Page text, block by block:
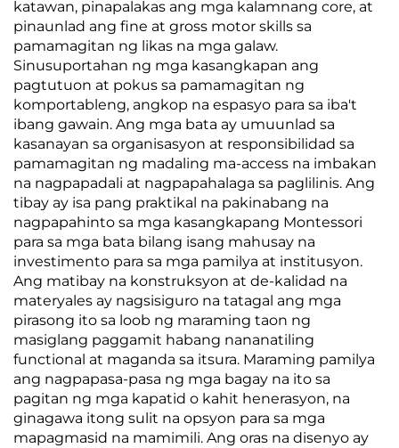
katawan, pinapalakas ang mga kalamnang core, at
pinaunlad ang fine at gross motor skills sa
pamamagitan ng likas na mga galaw.
Sinusuportahan ng mga kasangkapan ang
pagtutuon at pokus sa pamamagitan ng
komportableng, angkop na espasyo para sa iba't
ibang gawain. Ang mga bata ay umuunlad sa
kasanayan sa organisasyon at responsibilidad sa
pamamagitan ng madaling ma-access na imbakan
na nagpapadali at nagpapahalaga sa paglilinis. Ang
tibay ay isa pang praktikal na pakinabang na
nagpapahinto sa mga kasangkapang Montessori
para sa mga bata bilang isang mahusay na
investimento para sa mga pamilya at institusyon.
Ang matibay na konstruksyon at de-kalidad na
materyales ay nagsisiguro na tatagal ang mga
pirasong ito sa loob ng maraming taon ng
masiglang paggamit habang nananatiling
functional at maganda sa itsura. Maraming pamilya
ang nagpapasa-pasa ng mga bagay na ito sa
pagitan ng mga kapatid o kahit henerasyon, na
ginagawa itong sulit na opsyon para sa mga
mapagmasid na mamimili. Ang oras na disenyo ay